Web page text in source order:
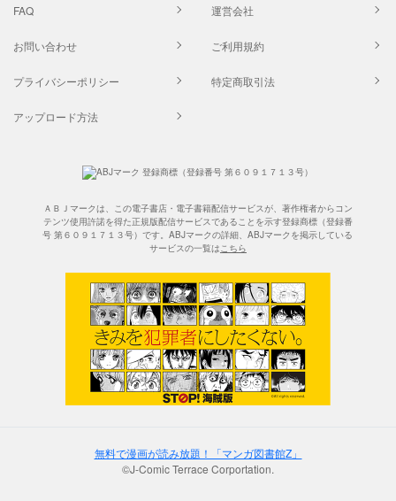
FAQ 運営会社
お問い合わせ ご利用規約
プライバシーポリシー 特定商取引法
アップロード方法
ＡＢＪマークは、この電子書店・電子書籍配信サービスが、著作権者からコン
テンツ使用許諾を得た正規版配信サービスであることを示す登録商標（登録番
号 第６０９１７１３号）です。ABJマークの詳細、ABJマークを掲示している
サービスの一覧は こちら
無料で漫画が読み放題！「マンガ図書館Z」
©J-Comic Terrace Corportation.